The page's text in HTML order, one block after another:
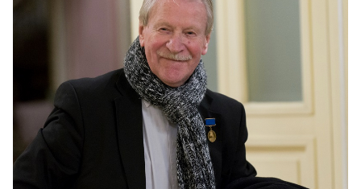
Выставки
релизы
О
Спецпроекты